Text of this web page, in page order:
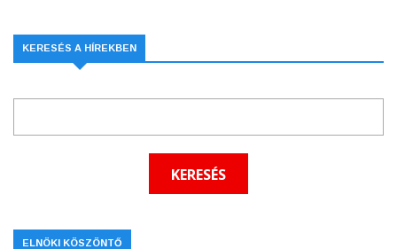
KERESÉS A HÍREKBEN
ELNÖKI KÖSZÖNTŐ